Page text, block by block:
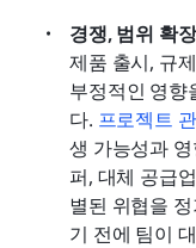
경쟁, 범위 확
제품 출시, 규
부정적인 영향
다. 프로젝트
생 가능성과
퍼, 대체 공급
별된 위협을
기 전에 팀이